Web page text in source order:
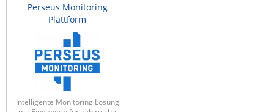
Perseus Monitoring
Plattform
Intelligente Monitoring Lösung